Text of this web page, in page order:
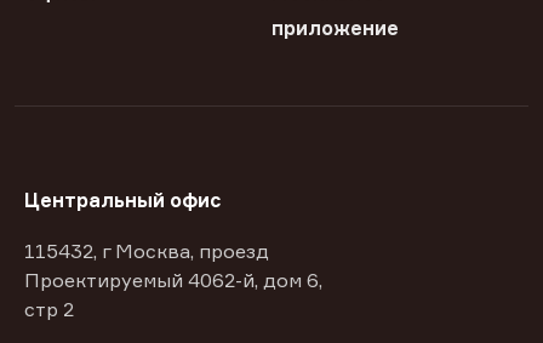
приложение
Центральный офис
115432, г Москва, проезд
Проектируемый 4062-й, дом 6,
стр 2